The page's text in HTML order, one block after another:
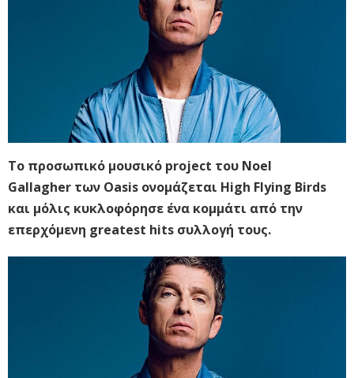
Το προσωπικό μουσικό project του Noel
Gallagher των Oasis ονομάζεται High Flying Birds
και μόλις κυκλοφόρησε ένα κομμάτι από την
επερχόμενη greatest hits συλλογή τους.